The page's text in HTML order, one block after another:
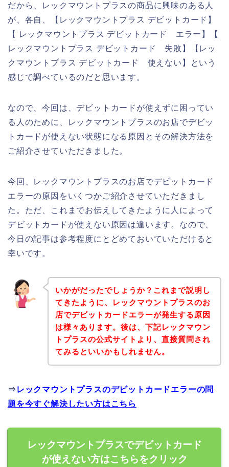
だから、レックマウントプラスの商品に興味のある人
が、各自、【レックマウントプラス デビットカード】
【 レックマウントプラス デビットカード エラー】【
レックマウントプラス デビットカード 失敗】【レッ
クマウントプラス デビットカード 使えない】という
感じで調べているのだと思います。
なので、今回は、デビットカードが使えずに困ってい
る人のために、レックマウントプラスのお店でデビッ
トカードが使えない状態になる原因とその解決方法を
ご紹介させていただきました。
今回、レックマウントプラスのお店でデビットカード
エラーの原因をいくつかご紹介させていただきまし
た。ただ、これまでお伝えしてきたように人によって
デビットカードが使えない原因は違います。なので、
今日の記事は参考程度にとどめておいていただけると
幸いです。
いかがだったでしょうか？これまで説明し
てきたように、レックマウントプラスのお
店でデビットカードエラーが発生する原因
は様々あります。後は、下記レックマウン
トプラスの公式サイトより、直接質問され
てみるといいかもしれません。
⇒ レックマウントプラスのデビットカードエラーの問
題を今すぐ解決したい方はこちら
レックマウントプラスでデビットカード
が使えない方はこちらをクリック